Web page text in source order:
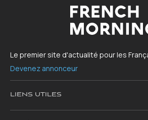
Le premier site d'actualité pour les
Devenez annonceur
LIENS UTILES